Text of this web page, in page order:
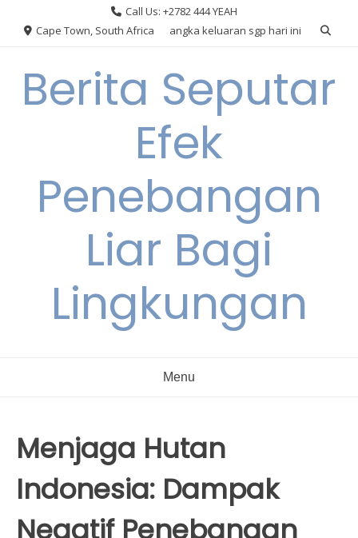
Call Us: +2782 444 YEAH
Cape Town, South Africa
angka keluaran sgp hari ini
Berita Seputar
Efek
Penebangan
Liar Bagi
Lingkungan
Menu
Menjaga Hutan
Indonesia: Dampak
Negatif Penebangan